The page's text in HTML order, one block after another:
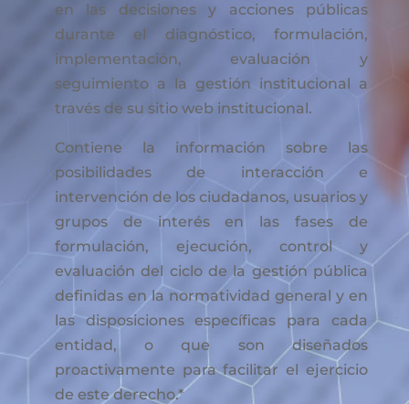
en las decisiones y acciones públicas
durante el diagnóstico, formulación,
implementación, evaluación y
seguimiento a la gestión institucional a
través de su sitio web institucional.
Contiene la información sobre las
posibilidades de interacción e
intervención de los ciudadanos, usuarios y
grupos de interés en las fases de
formulación, ejecución, control y
evaluación del ciclo de la gestión pública
definidas en la normatividad general y en
las disposiciones específicas para cada
entidad, o que son diseñados
proactivamente para facilitar el ejercicio
de este derecho.*